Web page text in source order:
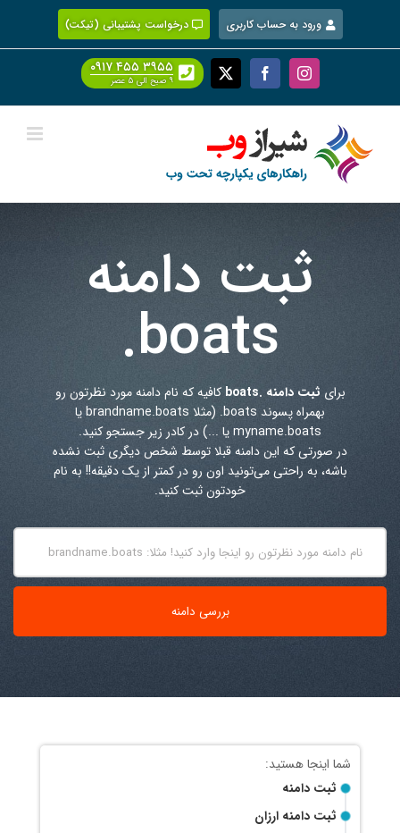
content
ورود به حساب کاربری درخواست پشتیبانی (تیکت)
Instagram
Facebook
X ۰۹۱۷ ۴۵۵ ۳۹۵۵
۹ صبح الی ۵ عصر
ثبت دامنه
.boats
برای ثبت دامنه .boats
کافیه که نام دامنه مورد نظرتون رو
بهمراه پسوند .boats
(مثلا brandname.boats یا
myname.boats یا ...) در کادر زیر جستجو کنید.
در صورتی که این دامنه قبلا توسط شخص دیگری ثبت نشده
باشه، به راحتی می‌تونید اون رو در کمتر از یک دقیقه!! به نام
خودتون ثبت کنید.
ثبت دامنه
ثبت دامنه ارزان